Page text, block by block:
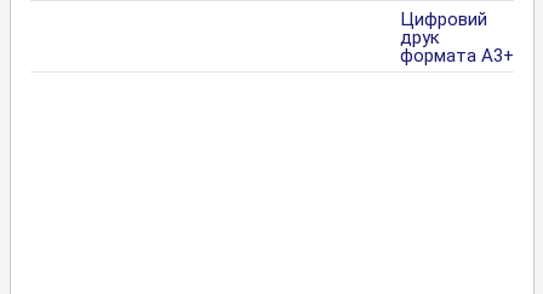
Цифровий
друк
формата А3+